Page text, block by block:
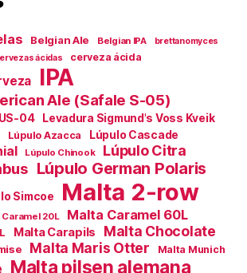
Belgian Ale Belgian IPA brettanomyces
ácidas cerveza ácida
IPA
Ale (Safale S-05)
04 Levadura Sigmund's Voss Kveik
Lúpulo Azacca Lúpulo Cascade
Lúpulo Chinook Lúpulo Citra
Lúpulo German Polaris
Simcoe Malta 2-row
Caramel 20L Malta Caramel 60L
Malta Carapils Malta Chocolate
Malta Maris Otter Malta Munich
Malta pilsen alemana